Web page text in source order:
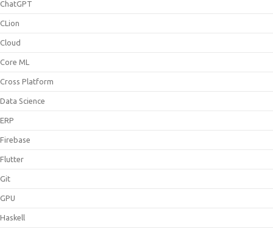
ChatGPT
CLion
Cloud
Core ML
Cross Platform
Data Science
ERP
Firebase
Flutter
Git
GPU
Haskell